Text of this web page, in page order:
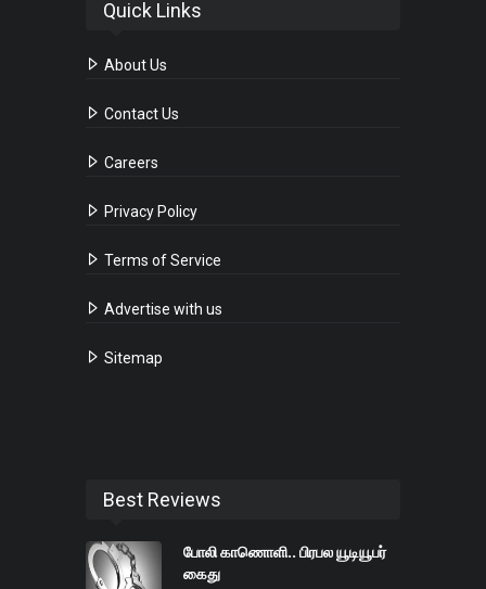
Quick Links
About Us
Contact Us
Careers
Privacy Policy
Terms of Service
Advertise with us
Sitemap
Best Reviews
போலி காணொளி.. பிரபல யூடியூபர்
கைது